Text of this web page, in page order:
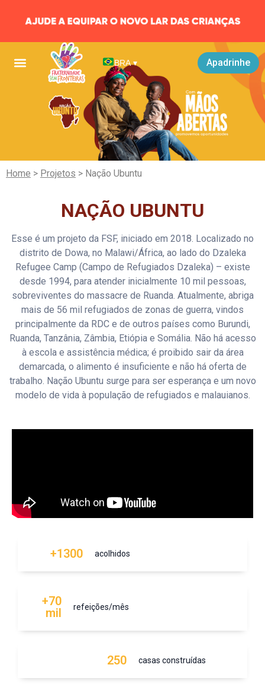
BRA ▾ Apadrinhe
Home > Projetos > Nação Ubuntu
NAÇÃO UBUNTU
Esse é um projeto da FSF, iniciado em 2018. ​​Localizado no
distrito de Dowa, no Malawi/África, ao lado do Dzaleka
Refugee Camp (Campo de Refugiados Dzaleka) – existe
desde 1994, para atender inicialmente 10 mil pessoas,
sobreviventes do massacre de Ruanda. Atualmente, abriga
mais de 56 mil refugiados de zonas de guerra, vindos
principalmente da RDC e de outros países como Burundi,
Ruanda, Tanzânia, Zâmbia, Etiópia e Somália. Não há acesso
à escola e assistência médica; é proibido sair da área
demarcada, o alimento é insuficiente e não há oferta de
trabalho. Nação Ubuntu surge para ser esperança e um novo
modelo de vida à população de refugiados e malauianos.
+1300 acolhidos
+70
mil
refeições/mês
250 casas construídas